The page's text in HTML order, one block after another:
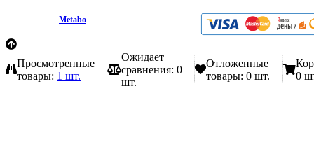
Metabo
Просмотренные
товары: 1 шт.
Ожидает
сравнения: 0
шт.
Отложенные
товары: 0 шт.
0